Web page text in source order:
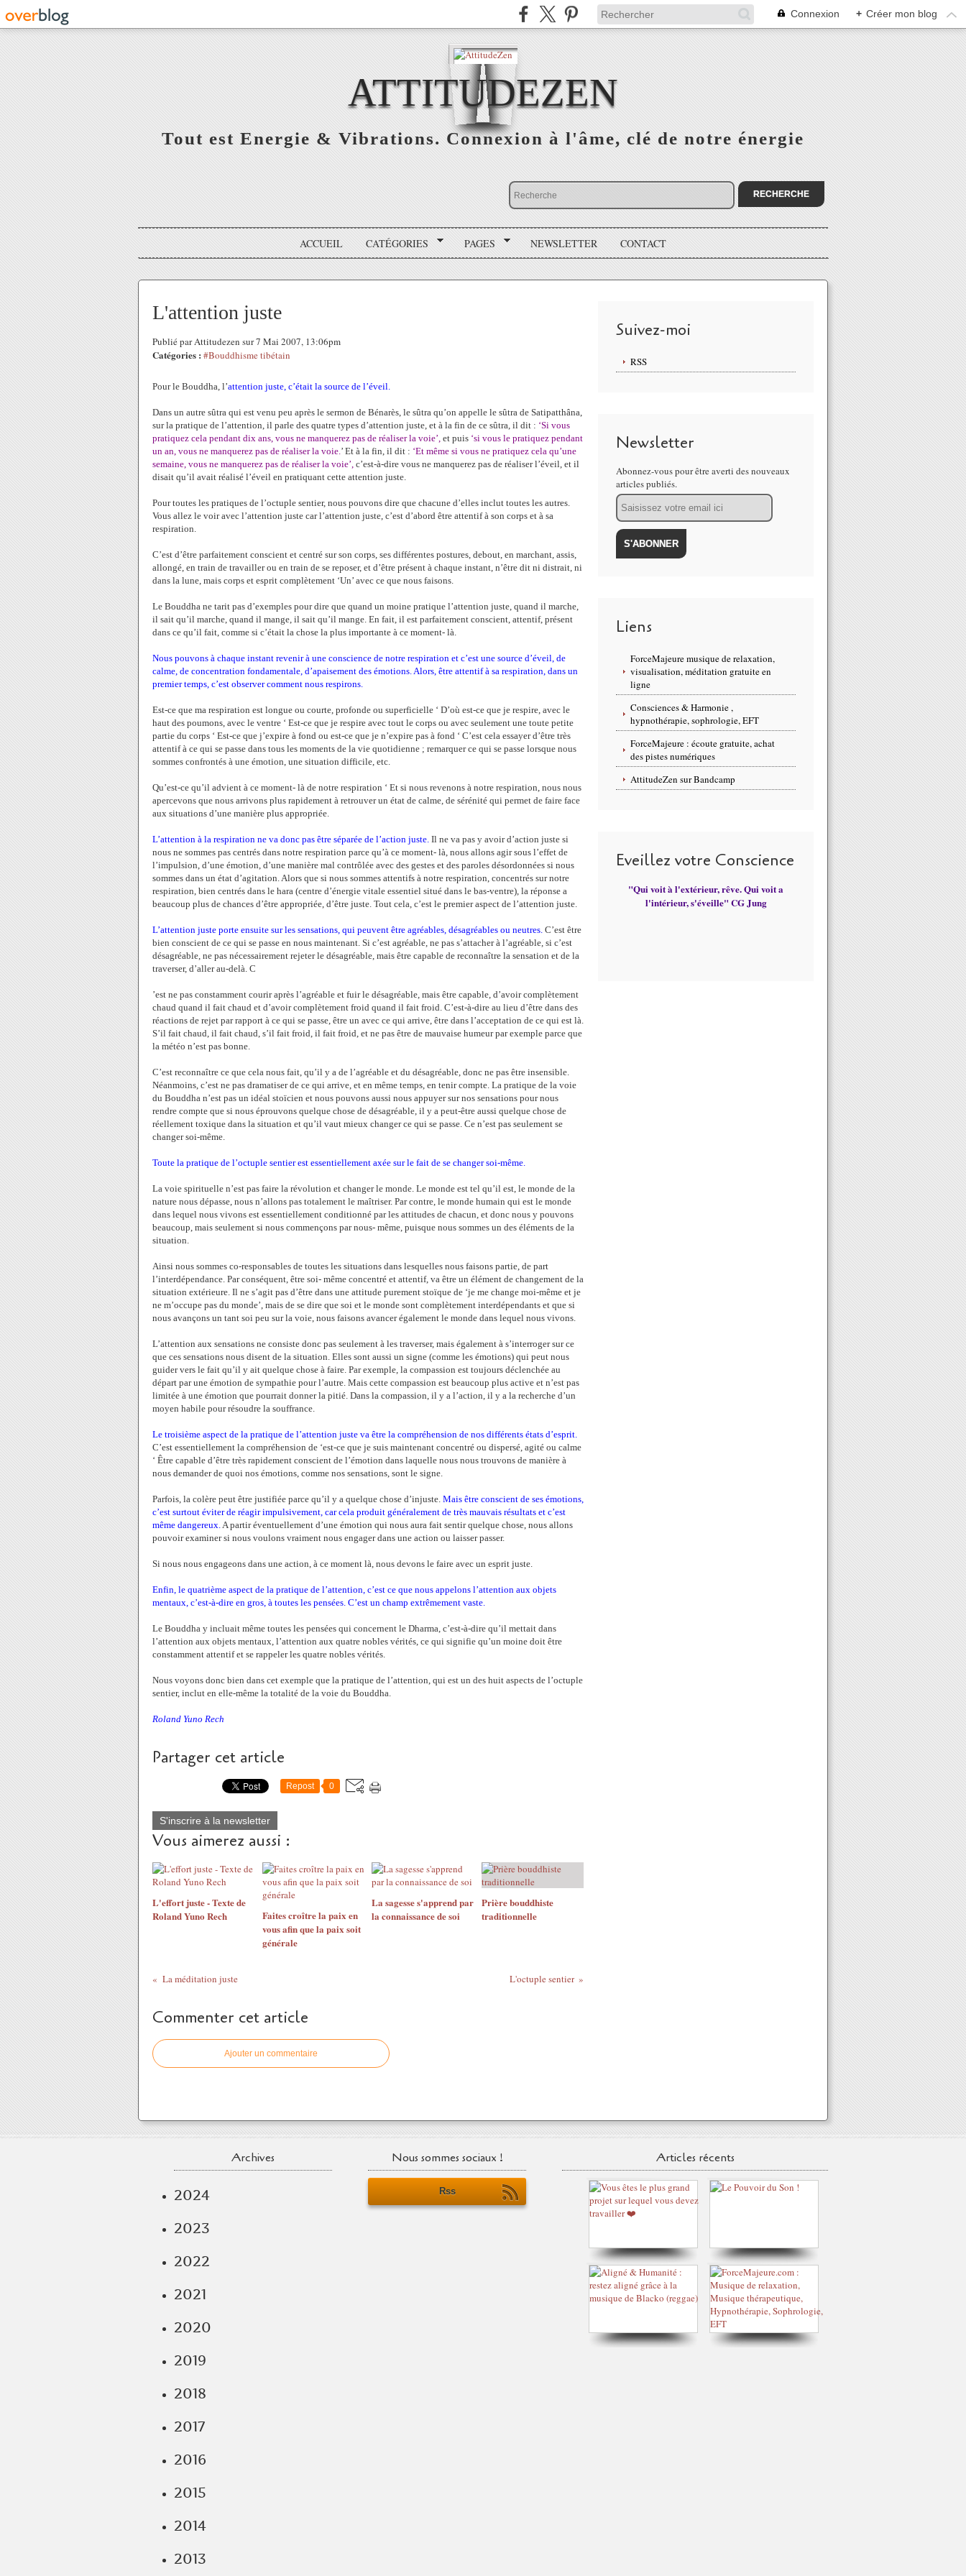
Connexion + Créer mon blog
ATTITUDEZEN
Tout est Energie & Vibrations. Connexion à l'âme, clé de notre énergie
ACCUEIL CATÉGORIES PAGES NEWSLETTER CONTACT
L'attention juste
Publié par Attitudezen sur 7 Mai 2007, 13:06pm
Catégories : #Bouddhisme tibétain
Pour le Bouddha, l’attention juste, c’était la source de l’éveil.
Dans un autre sûtra qui est venu peu après le sermon de Bénarès, le sûtra qu’on appelle le sûtra de Satipatthâna,
sur la pratique de l’attention, il parle des quatre types d’attention juste, et à la fin de ce sûtra, il dit : ‘Si vous
pratiquez cela pendant dix ans, vous ne manquerez pas de réaliser la voie’, et puis ‘si vous le pratiquez pendant
un an, vous ne manquerez pas de réaliser la voie.’ Et à la fin, il dit : ‘Et même si vous ne pratiquez cela qu’une
semaine, vous ne manquerez pas de réaliser la voie’, c’est-à-dire vous ne manquerez pas de réaliser l’éveil, et il
disait qu’il avait réalisé l’éveil en pratiquant cette attention juste.
Pour toutes les pratiques de l’octuple sentier, nous pouvons dire que chacune d’elles inclut toutes les autres.
Vous allez le voir avec l’attention juste car l’attention juste, c’est d’abord être attentif à son corps et à sa
respiration.
C’est d’être parfaitement conscient et centré sur son corps, ses différentes postures, debout, en marchant, assis,
allongé, en train de travailler ou en train de se reposer, et d’être présent à chaque instant, n’être dit ni distrait, ni
dans la lune, mais corps et esprit complètement ‘Un’ avec ce que nous faisons.
Le Bouddha ne tarit pas d’exemples pour dire que quand un moine pratique l’attention juste, quand il marche,
il sait qu’il marche, quand il mange, il sait qu’il mange. En fait, il est parfaitement conscient, attentif, présent
dans ce qu’il fait, comme si c’était la chose la plus importante à ce moment- là.
Nous pouvons à chaque instant revenir à une conscience de notre respiration et c’est une source d’éveil, de
calme, de concentration fondamentale, d’apaisement des émotions. Alors, être attentif à sa respiration, dans un
premier temps, c’est observer comment nous respirons.
Est-ce que ma respiration est longue ou courte, profonde ou superficielle ‘ D’où est-ce que je respire, avec le
haut des poumons, avec le ventre ‘ Est-ce que je respire avec tout le corps ou avec seulement une toute petite
partie du corps ‘ Est-ce que j’expire à fond ou est-ce que je n’expire pas à fond ‘ C’est cela essayer d’être très
attentif à ce qui se passe dans tous les moments de la vie quotidienne ; remarquer ce qui se passe lorsque nous
sommes confrontés à une émotion, une situation difficile, etc.
Qu’est-ce qu’il advient à ce moment- là de notre respiration ‘ Et si nous revenons à notre respiration, nous nous
apercevons que nous arrivons plus rapidement à retrouver un état de calme, de sérénité qui permet de faire face
aux situations d’une manière plus appropriée.
L’attention à la respiration ne va donc pas être séparée de l’action juste. Il ne va pas y avoir d’action juste si
nous ne sommes pas centrés dans notre respiration parce qu’à ce moment- là, nous allons agir sous l’effet de
l’impulsion, d’une émotion, d’une manière mal contrôlée avec des gestes et des paroles désordonnées si nous
sommes dans un état d’agitation. Alors que si nous sommes attentifs à notre respiration, concentrés sur notre
respiration, bien centrés dans le hara (centre d’énergie vitale essentiel situé dans le bas-ventre), la réponse a
beaucoup plus de chances d’être appropriée, d’être juste. Tout cela, c’est le premier aspect de l’attention juste.
L’attention juste porte ensuite sur les sensations, qui peuvent être agréables, désagréables ou neutres. C’est être
bien conscient de ce qui se passe en nous maintenant. Si c’est agréable, ne pas s’attacher à l’agréable, si c’est
désagréable, ne pas nécessairement rejeter le désagréable, mais être capable de reconnaître la sensation et de la
traverser, d’aller au-delà. C
’est ne pas constamment courir après l’agréable et fuir le désagréable, mais être capable, d’avoir complètement
chaud quand il fait chaud et d’avoir complètement froid quand il fait froid. C’est-à-dire au lieu d’être dans des
réactions de rejet par rapport à ce qui se passe, être un avec ce qui arrive, être dans l’acceptation de ce qui est là.
S’il fait chaud, il fait chaud, s’il fait froid, il fait froid, et ne pas être de mauvaise humeur par exemple parce que
la météo n’est pas bonne.
C’est reconnaître ce que cela nous fait, qu’il y a de l’agréable et du désagréable, donc ne pas être insensible.
Néanmoins, c’est ne pas dramatiser de ce qui arrive, et en même temps, en tenir compte. La pratique de la voie
du Bouddha n’est pas un idéal stoïcien et nous pouvons aussi nous appuyer sur nos sensations pour nous
rendre compte que si nous éprouvons quelque chose de désagréable, il y a peut-être aussi quelque chose de
réellement toxique dans la situation et qu’il vaut mieux changer ce qui se passe. Ce n’est pas seulement se
changer soi-même.
Toute la pratique de l’octuple sentier est essentiellement axée sur le fait de se changer soi-même.
La voie spirituelle n’est pas faire la révolution et changer le monde. Le monde est tel qu’il est, le monde de la
nature nous dépasse, nous n’allons pas totalement le maîtriser. Par contre, le monde humain qui est le monde
dans lequel nous vivons est essentiellement conditionné par les attitudes de chacun, et donc nous y pouvons
beaucoup, mais seulement si nous commençons par nous- même, puisque nous sommes un des éléments de la
situation.
Ainsi nous sommes co-responsables de toutes les situations dans lesquelles nous faisons partie, de part
l’interdépendance. Par conséquent, être soi- même concentré et attentif, va être un élément de changement de la
situation extérieure. Il ne s’agit pas d’être dans une attitude purement stoïque de ‘je me change moi-même et je
ne m’occupe pas du monde’, mais de se dire que soi et le monde sont complètement interdépendants et que si
nous avançons un tant soi peu sur la voie, nous faisons avancer également le monde dans lequel nous vivons.
L’attention aux sensations ne consiste donc pas seulement à les traverser, mais également à s’interroger sur ce
que ces sensations nous disent de la situation. Elles sont aussi un signe (comme les émotions) qui peut nous
guider vers le fait qu’il y ait quelque chose à faire. Par exemple, la compassion est toujours déclenchée au
départ par une émotion de sympathie pour l’autre. Mais cette compassion est beaucoup plus active et n’est pas
limitée à une émotion que pourrait donner la pitié. Dans la compassion, il y a l’action, il y a la recherche d’un
moyen habile pour résoudre la souffrance.
Le troisième aspect de la pratique de l’attention juste va être la compréhension de nos différents états d’esprit.
C’est essentiellement la compréhension de ‘est-ce que je suis maintenant concentré ou dispersé, agité ou calme
‘ Être capable d’être très rapidement conscient de l’émotion dans laquelle nous nous trouvons de manière à
nous demander de quoi nos émotions, comme nos sensations, sont le signe.
Parfois, la colère peut être justifiée parce qu’il y a quelque chose d’injuste. Mais être conscient de ses émotions,
c’est surtout éviter de réagir impulsivement, car cela produit généralement de très mauvais résultats et c’est
même dangereux.A partir éventuellement d’une émotion qui nous aura fait sentir quelque chose, nous allons
pouvoir examiner si nous voulons vraiment nous engager dans une action ou laisser passer.
Si nous nous engageons dans une action, à ce moment là, nous devons le faire avec un esprit juste.
Enfin, le quatrième aspect de la pratique de l’attention, c’est ce que nous appelons l’attention aux objets
mentaux, c’est-à-dire en gros, à toutes les pensées. C’est un champ extrêmement vaste.
Le Bouddha y incluait même toutes les pensées qui concernent le Dharma, c’est-à-dire qu’il mettait dans
l’attention aux objets mentaux, l’attention aux quatre nobles vérités, ce qui signifie qu’un moine doit être
constamment attentif et se rappeler les quatre nobles vérités.
Nous voyons donc bien dans cet exemple que la pratique de l’attention, qui est un des huit aspects de l’octuple
sentier, inclut en elle-même la totalité de la voie du Bouddha.
Roland Yuno Rech
Partager cet article
Repost 0
S'inscrire à la newsletter
Vous aimerez aussi :
L'effort juste - Texte de
Roland Yuno Rech
Faites croître la paix en
vous afin que la paix soit
générale
La sagesse s'apprend par
la connaissance de soi
Prière bouddhiste
traditionnelle
La méditation juste L'octuple sentier
Commenter cet article
Ajouter un commentaire
Suivez-moi
RSS
Newsletter
Abonnez-vous pour être averti des nouveaux
articles publiés.
Email
Liens
ForceMajeure musique de relaxation,
visualisation, méditation gratuite en
ligne
Consciences & Harmonie ,
hypnothérapie, sophrologie, EFT
ForceMajeure : écoute gratuite, achat
des pistes numériques
AttitudeZen sur Bandcamp
Eveillez votre Conscience
"Qui voit à l'extérieur, rêve. Qui voit a
l'intérieur, s'éveille" CG Jung
Archives
2024
2023
2022
2021
2020
2019
2018
2017
2016
2015
2014
2013
Nous sommes sociaux !
Rss
Articles récents